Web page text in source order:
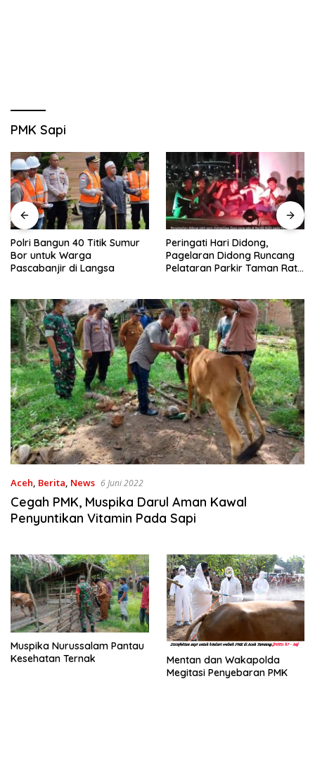
PMK Sapi
Polri Bangun 40 Titik Sumur
Bor untuk Warga
Pascabanjir di Langsa
Peringati Hari Didong,
Pagelaran Didong Runcang
Pelataran Parkir Taman Ratu
Aceh, Berita, News 6 Juni 2022
Cegah PMK, Muspika Darul Aman Kawal
Penyuntikan Vitamin Pada Sapi
Muspika Nurussalam Pantau
Kesehatan Ternak
Mentan dan Wakapolda
Megitasi Penyebaran PMK